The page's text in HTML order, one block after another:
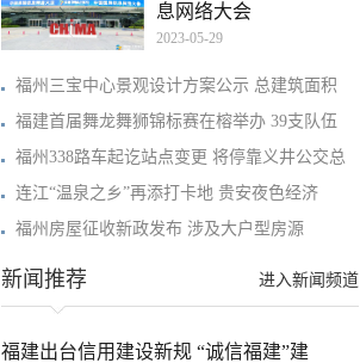
息网络大会
2023-05-29
福州三宝中心景观设计方案公示 总建筑面积
福建首届舞龙舞狮锦标赛在榕举办 39支队伍
福州338路车起讫站点变更 将停靠义井公交总
连江“温泉之乡”再添打卡地 贵安夜色经济
福州房屋征收新政发布 涉及大户型房源
进入新闻频道
新闻推荐
福建出台信用建设新规 “诚信福建”建